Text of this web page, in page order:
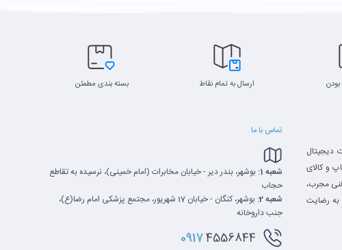
ارسال به تمام نقاط بسته بندی مطمئن
دیجیتال
و کالای
مجرب،
به رضایت
تماس با ما
شعبه 1:
بوشهر، بندر دیر - خیابان مخابرات (امام خمینی)، نرسیده به تقاطع
حجاب
شعبه 2:
بوشهر، کنگان - خیابان 17 شهریور، مجتمع پزشکی امام رضا(ع)،
جنب داروخانه
09174556844